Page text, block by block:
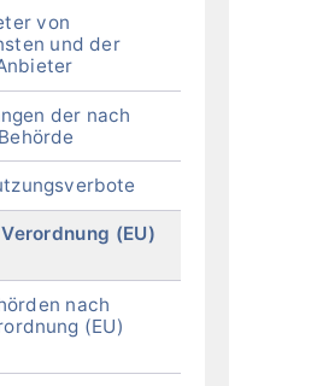
von
und der
der nach
(EU)
nach
(EU)